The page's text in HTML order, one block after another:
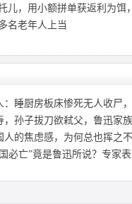
儿，用小额拼单获返利为饵
名老年人上当
：睡厨房板床惨死无人收尸
，孙子拔刀欲弒父，鲁迅家
人的焦虑感，为何总也挥之
必亡”竟是鲁迅所说？专家